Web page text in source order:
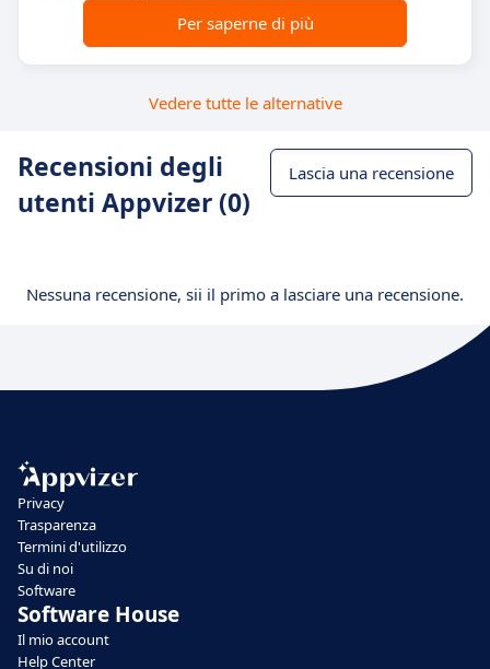
Per saperne di più
Vedere tutte le alternative
Recensioni degli
utenti Appvizer (0)
Lascia una recensione
Nessuna recensione, sii il primo a lasciare una recensione.
Privacy
Trasparenza
Termini d'utilizzo
Su di noi
Software
Software House
Il mio account
Help Center